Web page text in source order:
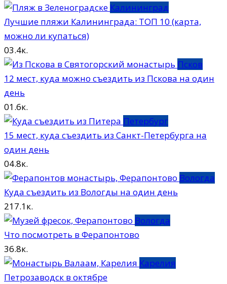
Калининград
Лучшие пляжи Калининграда: ТОП 10 (карта,
можно ли купаться)
03.4к.
Псков
12 мест, куда можно съездить из Пскова на один
день
01.6к.
Петербург
15 мест, куда съездить из Санкт-Петербурга на
один день
04.8к.
Вологда
Куда съездить из Вологды на один день
217.1к.
Вологда
Что посмотреть в Ферапонтово
36.8к.
Карелия
Петрозаводск в октябре